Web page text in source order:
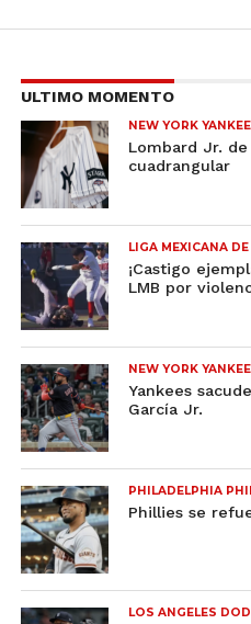
ULTIMO MOMENTO
NEW YORK
Lombard Jr.
cuadrangular
LIGA MEXICANA
¡Castigo
LMB por
NEW YORK
Yankees
García Jr.
PHILADELPHIA
Phillies se
LOS ANGELES